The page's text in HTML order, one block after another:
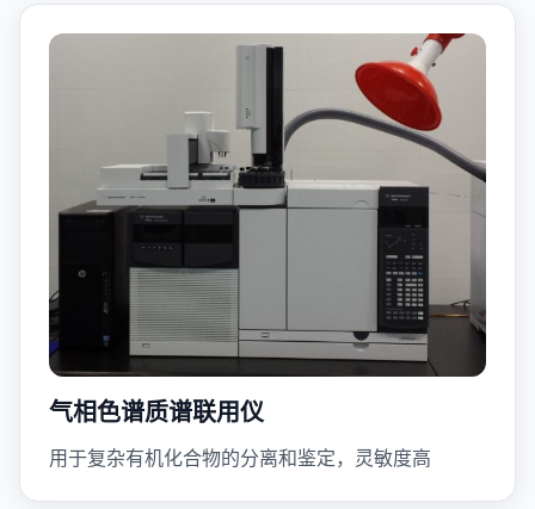
气相色谱质谱联用仪
用于复杂有机化合物的分离和鉴定，灵敏度高